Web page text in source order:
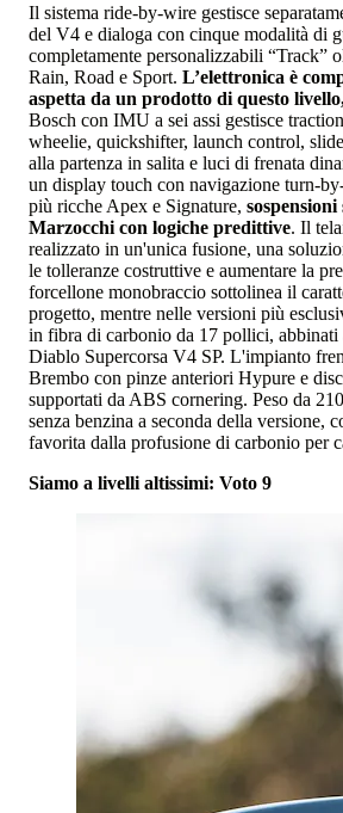
Il sistema ride-by-wire gestisce
del V4 e dialoga con cinque modalità di
completamente personalizzabili “Track”
Rain, Road e Sport. L’elettronica è
aspetta da un prodotto di questo
Bosch con IMU a sei assi gestisce
wheelie, quickshifter, launch control,
alla partenza in salita e luci di frenata
un display touch con navigazione turn-
più ricche Apex e Signature,
Marzocchi con logiche predittive. Il
realizzato in un'unica fusione, una
le tolleranze costruttive e aumentare la
forcellone monobraccio sottolinea il
progetto, mentre nelle versioni più
in fibra di carbonio da 17 pollici, abbinati
Diablo Supercorsa V4 SP. L'impianto
Brembo con pinze anteriori Hypure e
supportati da ABS cornering. Peso da
senza benzina a seconda della versione,
favorita dalla profusione di carbonio per
Siamo a livelli altissimi: Voto 9